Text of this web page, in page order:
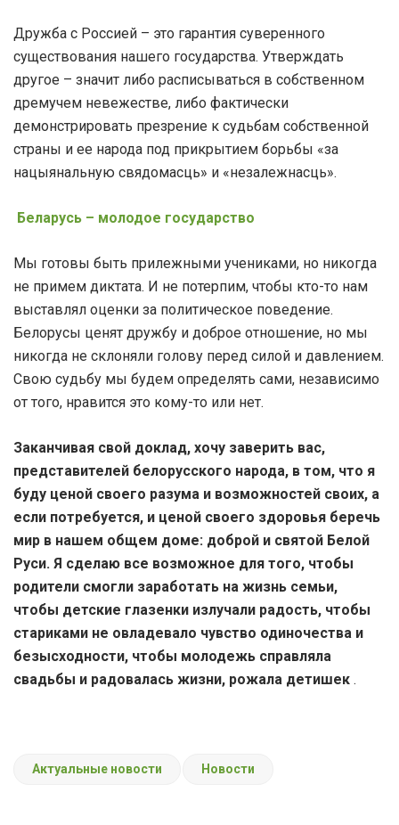
Дружба с Россией – это гарантия суверенного
существования нашего государства. Утверждать
другое – значит либо расписываться в собственном
дремучем невежестве, либо фактически
демонстрировать презрение к судьбам собственной
страны и ее народа под прикрытием борьбы «за
нацыянальную свядомасць» и «незалежнасць».
Беларусь – молодое государство
Мы готовы быть прилежными учениками, но никогда
не примем диктата. И не потерпим, чтобы кто-то нам
выставлял оценки за политическое поведение.
Белорусы ценят дружбу и доброе отношение, но мы
никогда не склоняли голову перед силой и давлением.
Свою судьбу мы будем определять сами, независимо
от того, нравится это кому-то или нет.
Заканчивая свой доклад, хочу заверить вас,
представителей белорусского народа, в том, что я
буду ценой своего разума и возможностей своих, а
если потребуется, и ценой своего здоровья беречь
мир в нашем общем доме: доброй и святой Белой
Руси. Я сделаю все возможное для того, чтобы
родители смогли заработать на жизнь семьи,
чтобы детские глазенки излучали радость, чтобы
стариками не овладевало чувство одиночества и
безысходности, чтобы молодежь справляла
свадьбы и радовалась жизни, рожала детишек .
Актуальные новости Новости